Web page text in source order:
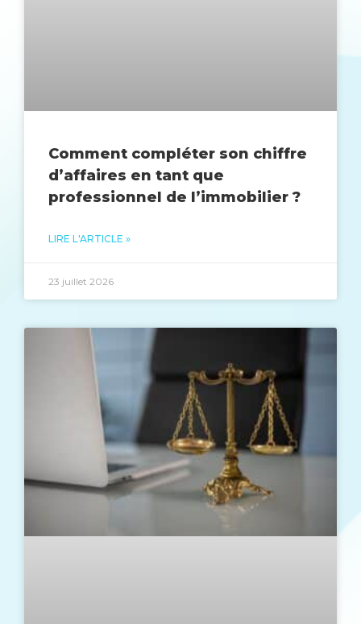
Comment compléter son chiffre
d’affaires en tant que
professionnel de l’immobilier ?
LIRE L'ARTICLE »
23 juillet 2026